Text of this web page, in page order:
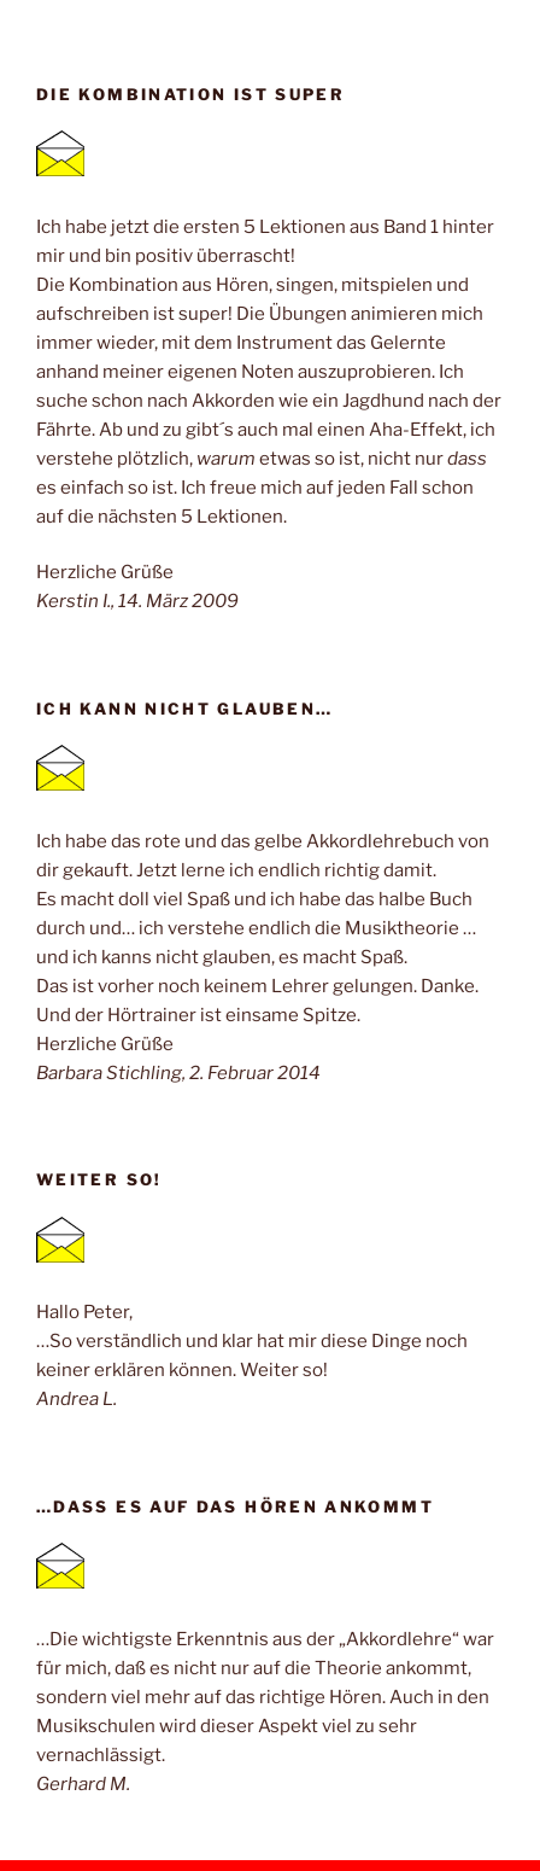
DIE KOMBINATION IST SUPER
Ich habe jetzt die ersten 5 Lektionen aus Band 1 hinter
mir und bin positiv überrascht!
Die Kombination aus Hören, singen, mitspielen und
aufschreiben ist super! Die Übungen animieren mich
immer wieder, mit dem Instrument das Gelernte
anhand meiner eigenen Noten auszuprobieren. Ich
suche schon nach Akkorden wie ein Jagdhund nach der
Fährte. Ab und zu gibt´s auch mal einen Aha-Effekt, ich
verstehe plötzlich, warum etwas so ist, nicht nurdass
es einfach so ist. Ich freue mich auf jeden Fall schon
auf die nächsten 5 Lektionen.
Herzliche Grüße
Kerstin I., 14. März 2009
ICH KANN NICHT GLAUBEN…
Ich habe das rote und das gelbe Akkordlehrebuch von
dir gekauft. Jetzt lerne ich endlich richtig damit.
Es macht doll viel Spaß und ich habe das halbe Buch
durch und… ich verstehe endlich die Musiktheorie …
und ich kanns nicht glauben, es macht Spaß.
Das ist vorher noch keinem Lehrer gelungen. Danke.
Und der Hörtrainer ist einsame Spitze.
Herzliche Grüße
Barbara Stichling, 2. Februar 2014
WEITER SO!
Hallo Peter,
…So verständlich und klar hat mir diese Dinge noch
keiner erklären können. Weiter so!
Andrea L.
…DASS ES AUF DAS HÖREN ANKOMMT
…Die wichtigste Erkenntnis aus der „Akkordlehre“ war
für mich, daß es nicht nur auf die Theorie ankommt,
sondern viel mehr auf das richtige Hören. Auch in den
Musikschulen wird dieser Aspekt viel zu sehr
vernachlässigt.
Gerhard M.